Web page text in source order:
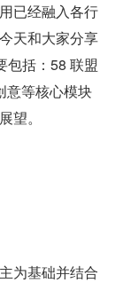
已经融入各行
天和大家分享
包括：58 联盟
意等核心模块
望。
为基础并结合